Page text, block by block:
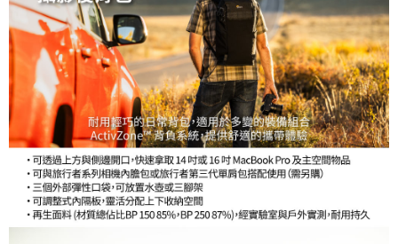
３．安心：先確認商品／服務後，再付款。
【「AFTEE先享後付」結帳流程】
１．於結帳方式選擇「AFTEE先享後付」後，將跳轉至「AFTEE先享後付」
結帳頁面，進行簡訊認證並確認金額後，即可完成結帳。
２．訂單成立數日內，您將收到繳費通知簡訊。
３．收到繳費通知簡訊後14天內，點擊此簡訊中的連結，可透過四大超商／
ATM／網路銀行／等多元方式進行付款，方視為交易完成。
※ 請注意：結帳手續完成當下不需立刻繳費，但若您需要取消訂單，請聯絡
購買商品的店家。未經商家同意取消之訂單仍視為有效，需透過AFTEE先享
後付繳納相關費用。
※ 交易是否成功請以「AFTEE先享後付 」之結帳頁面顯示為準，若有關於
是否繳費成功／繳費後需取消欲退款等相關疑問，請聯繫「AFTEE先享後付
客戶支援中心」https://netprotections.freshdesk.com/support/home
宅配
每筆NT$75，滿NT$399(含以上)免運費
付款後門市自取
免運費